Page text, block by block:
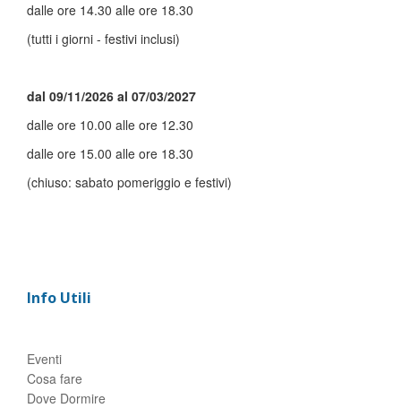
dalle ore 14.30 alle ore 18.30
(tutti i giorni - festivi inclusi)
dal 09/11/2026 al 07/03/2027
dalle ore 10.00 alle ore 12.30
dalle ore 15.00 alle ore 18.30
(chiuso: sabato pomeriggio e festivi)
Info Utili
Eventi
Cosa fare
Dove Dormire